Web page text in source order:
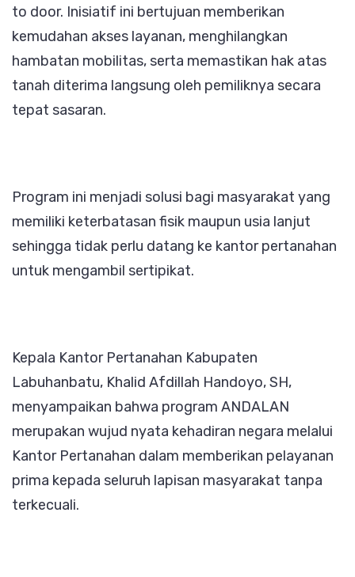
to door. Inisiatif ini bertujuan memberikan
kemudahan akses layanan, menghilangkan
hambatan mobilitas, serta memastikan hak atas
tanah diterima langsung oleh pemiliknya secara
tepat sasaran.
Program ini menjadi solusi bagi masyarakat yang
memiliki keterbatasan fisik maupun usia lanjut
sehingga tidak perlu datang ke kantor pertanahan
untuk mengambil sertipikat.
Kepala Kantor Pertanahan Kabupaten
Labuhanbatu, Khalid Afdillah Handoyo, SH,
menyampaikan bahwa program ANDALAN
merupakan wujud nyata kehadiran negara melalui
Kantor Pertanahan dalam memberikan pelayanan
prima kepada seluruh lapisan masyarakat tanpa
terkecuali.